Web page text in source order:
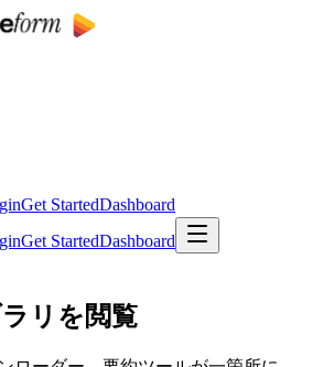
Get StartedDashboard
Get StartedDashboard
リを閲覧